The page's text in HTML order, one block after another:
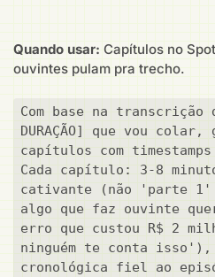
Quando usar: Capítulos no
ouvintes pulam pra trecho.
Com base na transcrição
DURAÇÃO] que vou
capítulos com
Cada capítulo: 3-8
cativante (não 'parte 1'
algo que faz ouvinte
erro que custou R$ 2
ninguém te conta isso'),
cronológica fiel ao